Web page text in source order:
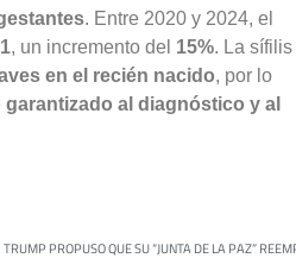
. Entre 2020 y 2024, el
, un incremento del 15%. La sífilis
en el recién nacido, por lo
al diagnóstico y al
TRUMP PROPUSO QUE SU “JUNTA DE LA PAZ”